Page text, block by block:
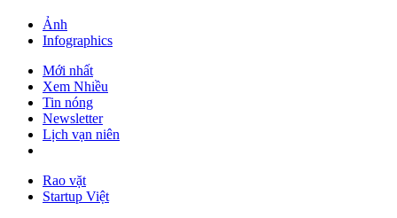
Ảnh
Infographics
Mới nhất
Xem Nhiều
Tin nóng
Newsletter
Lịch vạn niên
Rao vặt
Startup Việt